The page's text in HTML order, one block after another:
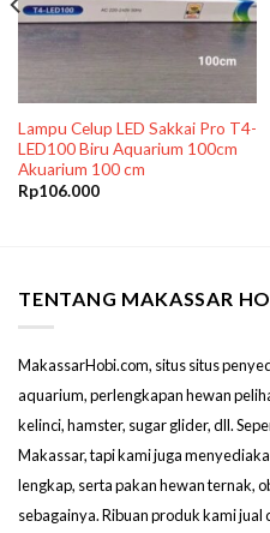
Lampu Celup LED Sakkai Pro T4-
LED100 Biru Aquarium 100cm
Akuarium 100 cm
Rp106.000
TENTANG MAKASSAR
MakassarHobi.com, situs situs
aquarium, perlengkapan hewan
kelinci, hamster, sugar glider, dll.
Makassar, tapi kami juga
lengkap, serta pakan hewan ternak,
sebagainya. Ribuan produk kami